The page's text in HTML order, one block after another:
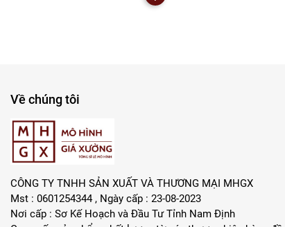
Về chúng tôi
CÔNG TY TNHH SẢN XUẤT VÀ THƯƠNG MẠI MHGX
Mst : 0601254344 , Ngày cấp : 23-08-2023
Nơi cấp : Sơ Kế Hoạch và Đầu Tư Tỉnh Nam Định